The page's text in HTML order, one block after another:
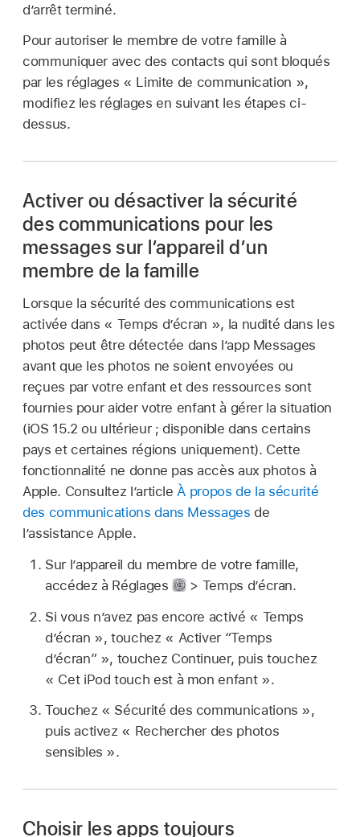
d’arrêt terminé.
Pour autoriser le membre de votre famille à
communiquer avec des contacts qui sont bloqués
par les réglages « Limite de communication »,
modifiez les réglages en suivant les étapes ci-
dessus.
Activer ou désactiver la sécurité
des communications pour les
messages sur l’appareil d’un
membre de la famille
Lorsque la sécurité des communications est
activée dans « Temps d’écran », la nudité dans les
photos peut être détectée dans l’app Messages
avant que les photos ne soient envoyées ou
reçues par votre enfant et des ressources sont
fournies pour aider votre enfant à gérer la situation
(iOS 15.2 ou ultérieur ; disponible dans certains
pays et certaines régions uniquement). Cette
fonctionnalité ne donne pas accès aux photos à
Apple. Consultez l’articleÀ propos de la sécurité
des communications dans Messages de
l’assistance Apple.
Sur l’appareil du membre de votre famille,
accédez à Réglages
> Temps d’écran.
Si vous n’avez pas encore activé « Temps
d’écran », touchez « Activer “Temps
d’écran” », touchez Continuer, puis touchez
« Cet iPod touch est à mon enfant ».
Touchez « Sécurité des communications »,
puis activez « Rechercher des photos
sensibles ».
Choisir les apps toujours